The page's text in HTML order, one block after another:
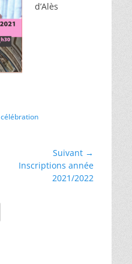
d’Alès
célébration
Suivant →
ArticleInscriptions année
2021/2022